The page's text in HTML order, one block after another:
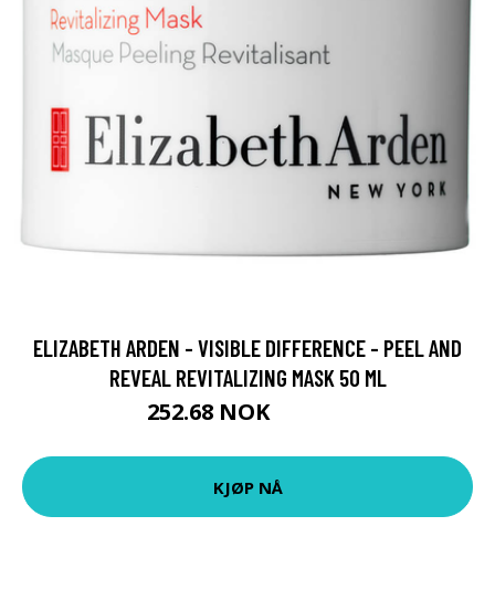
ELIZABETH ARDEN - VISIBLE DIFFERENCE - PEEL AND
REVEAL REVITALIZING MASK 50 ML
252.68 NOK
KJØP NÅ